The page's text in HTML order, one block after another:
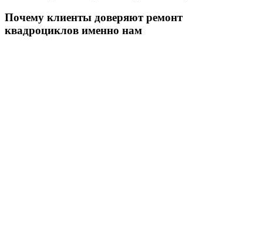
Почему клиенты доверяют ремонт
квадроциклов именно нам